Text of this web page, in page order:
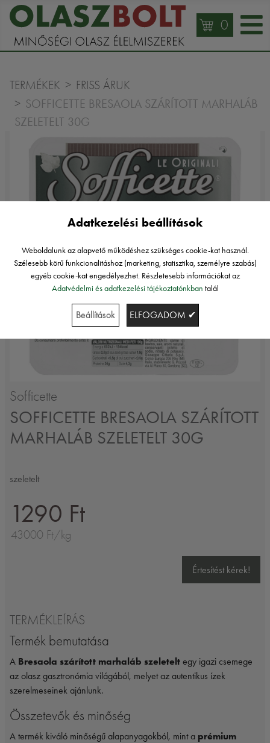
0
TERMÉKEK FRISS ÁRUK
SOFFICETTE BRESAOLA SZÁRÍTOTT MARHALÁB
SZELETELT 30G
Sofficette
SOFFICETTE BRESAOLA SZÁRÍTOTT
MARHALÁB SZELETELT 30G
szeletelt
1290 Ft
43000 Ft/kg
Értesítést kérek!
TERMÉKLEÍRÁS
Termék bemutatása
A Bresaola szárított marhaláb szeletelt egy igazi csemege
az olasz gasztronómia világából, melyet az autentikus ízek
szerelmeseinek ajánlunk.
Összetevők és minőség
A termék kiváló minőségű alapanyagokból, mint a prémium
Adatkezelési beállítások
Weboldalunk az alapvető működéshez szükséges cookie-kat használ.
Szélesebb körű funkcionalitáshoz (marketing, statisztika, személyre szabás)
egyéb cookie-kat engedélyezhet. Részletesebb információkat az
Adatvédelmi és adatkezelési tájékoztatónkban talál
Beállítások ELFOGADOM ✔